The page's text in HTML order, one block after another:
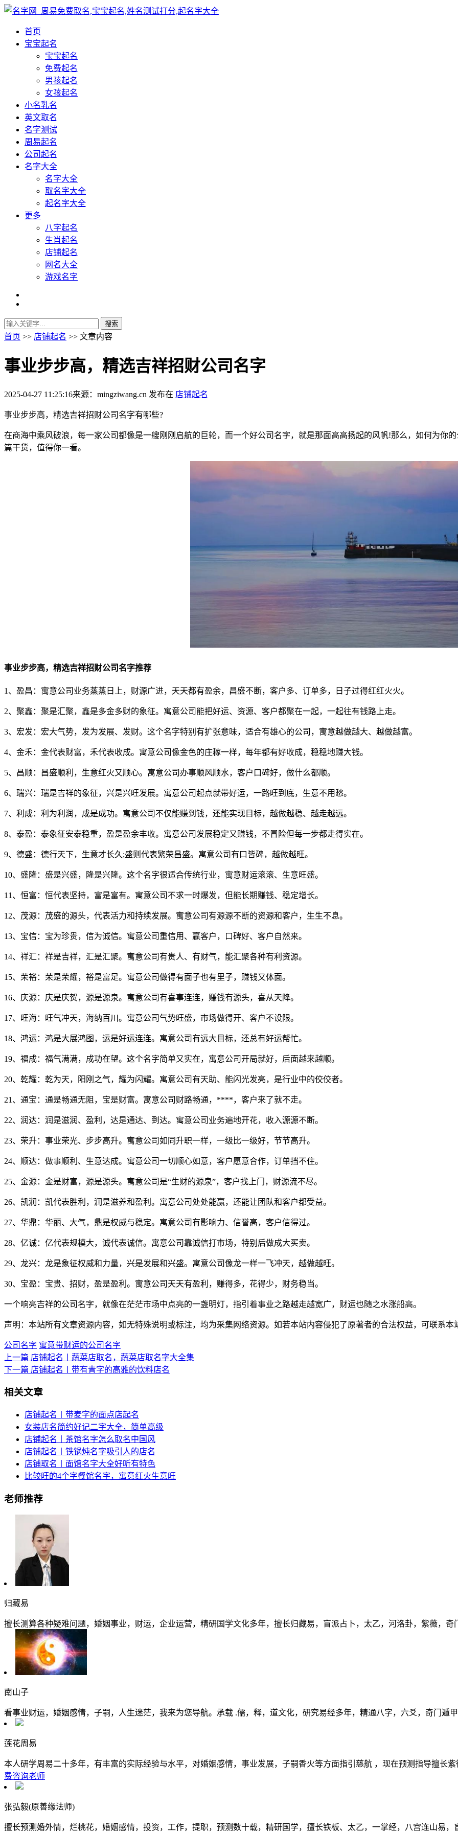
首页
宝宝起名
宝宝起名
免费起名
男孩起名
女孩起名
小名乳名
英文取名
名字测试
周易起名
公司起名
名字大全
名字大全
取名字大全
起名字大全
更多
八字起名
生肖起名
店铺起名
网名大全
游戏名字
首页 >> 店铺起名 >> 文章内容
事业步步高，精选吉祥招财公司名字
2025-04-27 11:25:16来源：mingziwang.cn 发布在 店铺起名
事业步步高，精选吉祥招财公司名字有哪些?
在商海中乘风破浪，每一家公司都像是一艘刚刚启航的巨轮，而一个好公司名字，就是那面高高扬起的风帆!那么，如何为你
篇干货，值得你一看。
事业步步高，精选吉祥招财公司名字推荐
1、盈昌：寓意公司业务蒸蒸日上，财源广进，天天都有盈余，昌盛不断，客户多、订单多，日子过得红红火火。
2、聚鑫：聚是汇聚，鑫是多金多财的象征。寓意公司能把好运、资源、客户都聚在一起，一起往有钱路上走。
3、宏发：宏大气势，发为发展、发财。这个名字特别有扩张意味，适合有雄心的公司，寓意越做越大、越做越富。
4、金禾：金代表财富，禾代表收成。寓意公司像金色的庄稼一样，每年都有好收成，稳稳地赚大钱。
5、昌顺：昌盛顺利，生意红火又顺心。寓意公司办事顺风顺水，客户口碑好，做什么都顺。
6、瑞兴：瑞是吉祥的象征，兴是兴旺发展。寓意公司起点就带好运，一路旺到底，生意不用愁。
7、利成：利为利润，成是成功。寓意公司不仅能赚到钱，还能实现目标，越做越稳、越走越远。
8、泰盈：泰象征安泰稳重，盈是盈余丰收。寓意公司发展稳定又赚钱，不冒险但每一步都走得实在。
9、德盛：德行天下，生意才长久;盛则代表繁荣昌盛。寓意公司有口皆碑，越做越旺。
10、盛隆：盛是兴盛，隆是兴隆。这个名字很适合传统行业，寓意财运滚滚、生意旺盛。
11、恒富：恒代表坚持，富是富有。寓意公司不求一时爆发，但能长期赚钱、稳定增长。
12、茂源：茂盛的源头，代表活力和持续发展。寓意公司有源源不断的资源和客户，生生不息。
13、宝信：宝为珍贵，信为诚信。寓意公司重信用、赢客户，口碑好、客户自然来。
14、祥汇：祥是吉祥，汇是汇聚。寓意公司有贵人、有财气，能汇聚各种有利资源。
15、荣裕：荣是荣耀，裕是富足。寓意公司做得有面子也有里子，赚钱又体面。
16、庆源：庆是庆贺，源是源泉。寓意公司有喜事连连，赚钱有源头，喜从天降。
17、旺海：旺气冲天，海纳百川。寓意公司气势旺盛，市场做得开、客户不设限。
18、鸿运：鸿是大展鸿图，运是好运连连。寓意公司有远大目标，还总有好运帮忙。
19、福成：福气满满，成功在望。这个名字简单又实在，寓意公司开局就好，后面越来越顺。
20、乾耀：乾为天，阳刚之气，耀为闪耀。寓意公司有天助、能闪光发亮，是行业中的佼佼者。
21、通宝：通是畅通无阻，宝是财富。寓意公司财路畅通，****，客户来了就不走。
22、润达：润是滋润、盈利，达是通达、到达。寓意公司业务遍地开花，收入源源不断。
23、荣升：事业荣光、步步高升。寓意公司如同升职一样，一级比一级好，节节高升。
24、顺达：做事顺利、生意达成。寓意公司一切顺心如意，客户愿意合作，订单挡不住。
25、金源：金是财富，源是源头。寓意公司是“生财的源泉”，客户找上门，财源流不尽。
26、凯润：凯代表胜利，润是滋养和盈利。寓意公司处处能赢，还能让团队和客户都受益。
27、华鼎：华丽、大气，鼎是权威与稳定。寓意公司有影响力、信誉高，客户信得过。
28、亿诚：亿代表规模大，诚代表诚信。寓意公司靠诚信打市场，特别后做成大买卖。
29、龙兴：龙是象征权威和力量，兴是发展和兴盛。寓意公司像龙一样一飞冲天，越做越旺。
30、宝盈：宝贵、招财，盈是盈利。寓意公司天天有盈利，赚得多，花得少，财务稳当。
一个响亮吉祥的公司名字，就像在茫茫市场中点亮的一盏明灯，指引着事业之路越走越宽广，财运也随之水涨船高。
声明：本站所有文章资源内容，如无特殊说明或标注，均为采集网络资源。如若本站内容侵犯了原著者的合法权益，可联系本
公司名字 寓意带财运的公司名字
上一篇 店铺起名丨蔬菜店取名，蔬菜店取名字大全集
下一篇 店铺起名丨带有青字的高雅的饮料店名
相关文章
店铺起名丨带麦字的面点店起名
女装店名简约好记二字大全，简单高级
店铺起名丨茶馆名字怎么取名中国风
店铺起名丨铁锅炖名字吸引人的店名
店铺取名丨面馆名字大全好听有特色
比较旺的4个字餐馆名字，寓意红火生意旺
老师推荐
归藏易
擅长测算各种疑难问题，婚姻事业，财运，企业运营，精研国学文化多年，擅长归藏易，盲派占卜，太乙，河洛卦，紫薇，奇
南山子
看事业财运，婚姻感情，子嗣，人生迷茫，我来为您导航。承载 .儒，释，道文化，研究易经多年，精通八字，六爻，奇门遁
莲花周易
本人研学周易二十多年，有丰富的实际经验与水平，对婚姻感情，事业发展，子嗣香火等方面指引慈航 ，现在预测指导擅长
费咨询老师
张弘毅(原善缘法师)
擅长预测婚外情，烂桃花，婚姻感情，投资，工作，提职，预测数十载，精研国学，擅长铁板、太乙，一掌经，八宫连山易